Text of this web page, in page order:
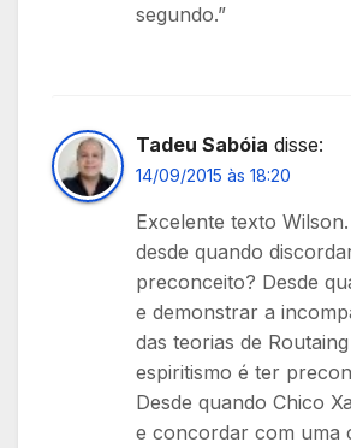
segundo.”
Tadeu Sabóia disse:
14/09/2015 às 18:20
Excelente texto
desde quando
preconceito? Desde
e demonstrar a
das teorias de
espiritismo é ter
Desde quando Chico
e concordar com uma